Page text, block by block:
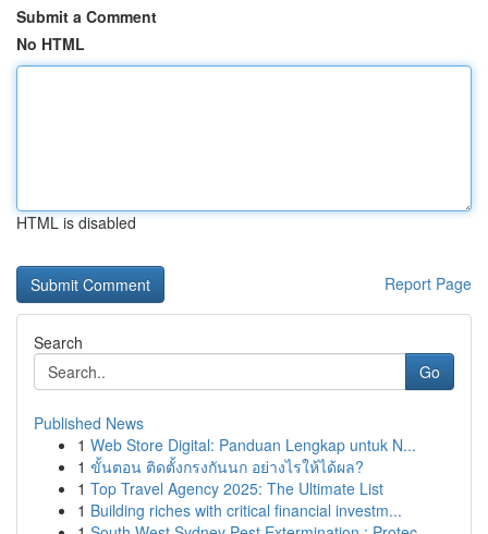
Submit a Comment
No HTML
HTML is disabled
Report Page
Search
Go
Published News
1 Web Store Digital: Panduan Lengkap untuk N...
1 ขั้นตอน ติดตั้งกรงกันนก อย่างไรให้ได้ผล?
1 Top Travel Agency 2025: The Ultimate List
1 Building riches with critical financial investm...